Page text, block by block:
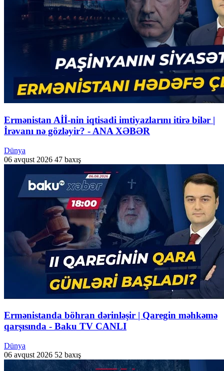
Ermənistan Aİİ-nin iqtisadi imtiyazlarını itirə bilər |
İrəvanı nə gözləyir? - ANA XƏBƏR
Dünya
06 avqust 2026 47 baxış
Ermənistanda böhran dərinləşir | Qaregin məhkəmə
qarşısında - Baku TV CANLI
Dünya
06 avqust 2026 52 baxış